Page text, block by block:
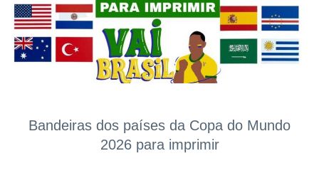
Bandeiras dos países da Copa do Mundo
2026 para imprimir